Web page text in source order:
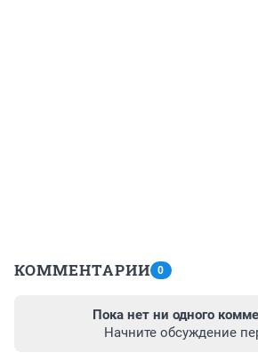
КОММЕНТАРИИ 0
Пока нет ни одного
Начните обсуждение